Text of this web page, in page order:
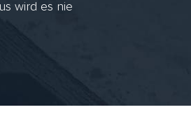
wird es nie